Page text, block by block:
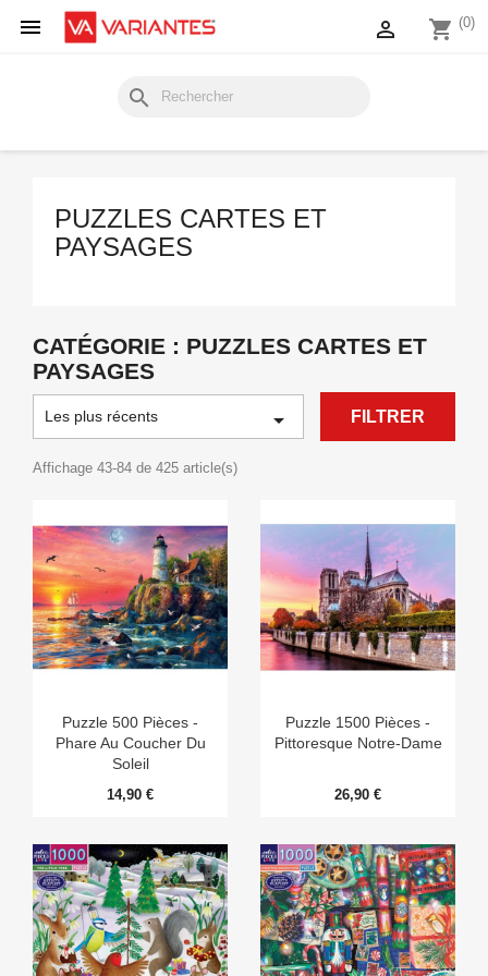
 shopping_cart (0)

search
PUZZLES CARTES ET
PAYSAGES
CATÉGORIE : PUZZLES CARTES ET
PAYSAGES
Les plus récents  FILTRER
Affichage 43-84 de 425 article(s)
Puzzle 500 Pièces -
Phare Au Coucher Du
Soleil
14,90 €
Puzzle 1500 Pièces -
Pittoresque Notre-Dame
26,90 €